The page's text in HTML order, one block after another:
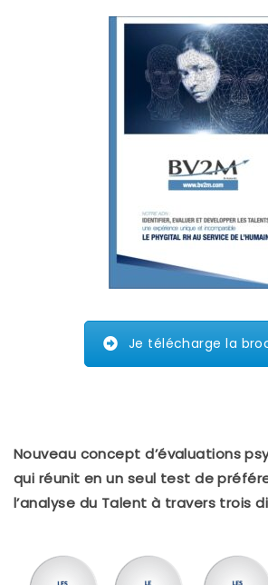
Je télécharge la
Nouveau concept d’évaluations
qui réunit en un seul test de
l’analyse du Talent à travers trois